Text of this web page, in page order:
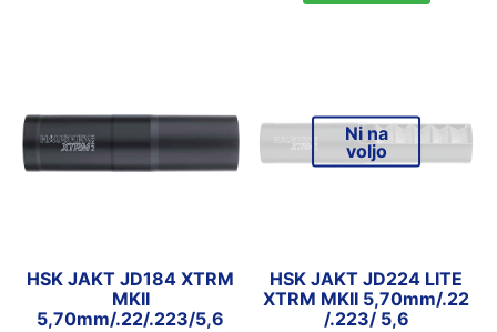
HSK JAKT JD184 XTRM
MKII
5,70mm/.22/.223/5,6
Ni na
voljo
HSK JAKT JD224 LITE
XTRM MKII 5,70mm/.22
/.223/ 5,6